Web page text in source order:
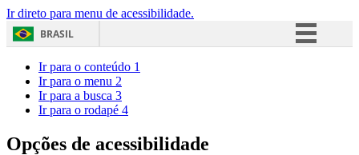
Ir direto para menu de acessibilidade.
BRASIL
Acesso à informação
Ir para o conteúdo 1
Ir para o menu 2
Ir para a busca 3
Ir para o rodapé 4
Opções de acessibilidade